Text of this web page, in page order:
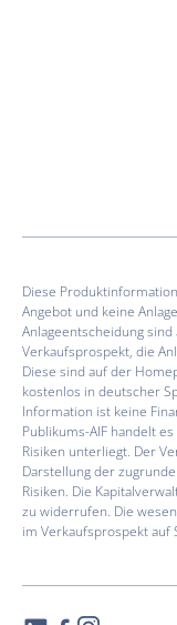
Diese
Angebot und keine
Anlageentscheidung
Verkaufsprospekt, die
Diese sind auf der
kostenlos in deutscher
Information ist keine
Publikums-AIF handelt
Risiken unterliegt. Der
Darstellung der
Risiken. Die
zu widerrufen. Die
im Verkaufsprospekt auf